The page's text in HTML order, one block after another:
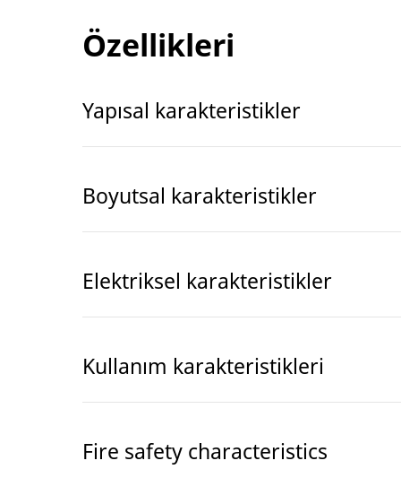
Özellikleri
Yapısal karakteristikler
Boyutsal karakteristikler
Elektriksel karakteristikler
Kullanım karakteristikleri
Fire safety characteristics